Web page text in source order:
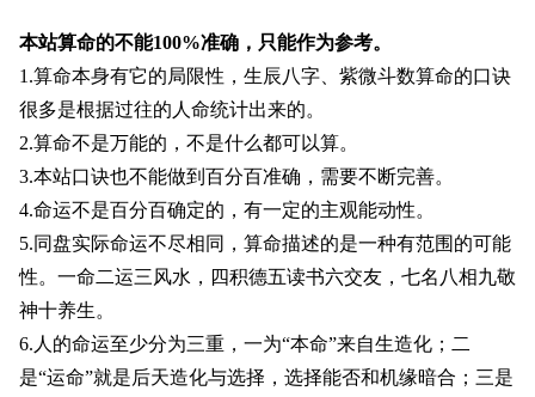
本站算命的不能100%准确，只能作为参考。
1.算命本身有它的局限性，生辰八字、紫微斗数算命的口诀
很多是根据过往的人命统计出来的。
2.算命不是万能的，不是什么都可以算。
3.本站口诀也不能做到百分百准确，需要不断完善。
4.命运不是百分百确定的，有一定的主观能动性。
5.同盘实际命运不尽相同，算命描述的是一种有范围的可能
性。一命二运三风水，四积德五读书六交友，七名八相九敬
神十养生。
6.人的命运至少分为三重，一为“本命”来自生造化；二
是“运命”就是后天造化与选择，选择能否和机缘暗合；三是